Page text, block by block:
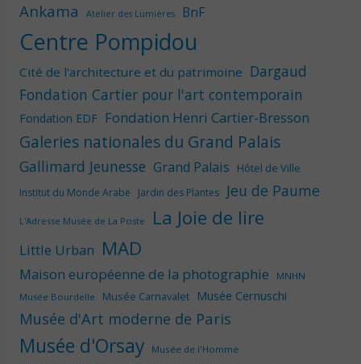
Ankama Atelier des Lumières BnF
Centre Pompidou
Cité de l'architecture et du patrimoine Dargaud
Fondation Cartier pour l'art contemporain
Fondation EDF Fondation Henri Cartier-Bresson
Galeries nationales du Grand Palais
Gallimard Jeunesse Grand Palais Hôtel de Ville
Institut du Monde Arabe Jardin des Plantes Jeu de Paume
L'Adresse Musée de La Poste La Joie de lire
Little Urban MAD
Maison européenne de la photographie
MNHN
Musée Bourdelle
Musée Carnavalet Musée Cernuschi
Musée d'Art moderne de Paris
Musée d'Orsay Musée de l'Homme